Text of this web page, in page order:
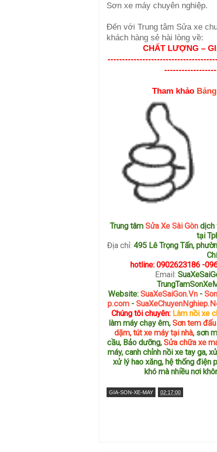
Sơn xe máy chuyên nghiệp.
Đến với Trung tâm Sửa xe
khách hàng sẻ hài lòng về:
CHẤT LƯỢNG –
Tham khảo
Trung tâmSửa Xe Sài Gòn
tại
Địa chỉ: 495 Lê Trọng Tấn,
hotline: 0902623186 -
Email:
Website: SuaXeSaiGon.Vn-
p.com-
Chúng tôi chuyên: Làm nồi xe
làm máy chạy êm, Sơn tem đấu
dặm, tút xe máy tại nhà, sơn
cầu, Bảo dưỡng, Sửa chữa xe
máy, canh chỉnh nồi xe tay ga,
xử lý hao xăng, hệ thống điện
khó mà nhiều nơi
GIA-SON-XE-MAY 02:17:00